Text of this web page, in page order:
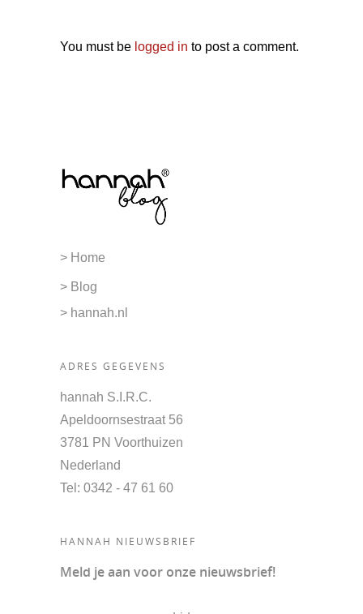
You must be logged in to post a comment.
> Home
> Blog
> hannah.nl
ADRES GEGEVENS
hannah S.I.R.C.
Apeldoornsestraat 56
3781 PN Voorthuizen
Nederland
Tel : 0342 - 47 61 60
HANNAH NIEUWSBRIEF
Meld je aan voor onze nieuwsbrief!